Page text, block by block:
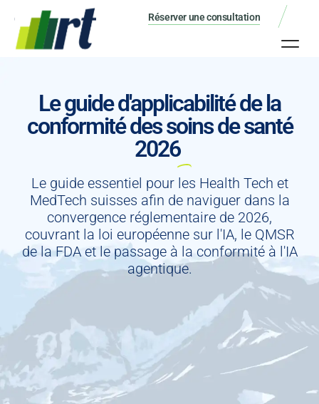
Réserver une consultation
Le guide d'applicabilité de la
conformité des soins de santé
2026
Le guide essentiel pour les Health Tech et
MedTech suisses afin de naviguer dans la
convergence réglementaire de 2026,
couvrant la loi européenne sur l'IA, le QMSR
de la FDA et le passage à la conformité à l'IA
agentique.